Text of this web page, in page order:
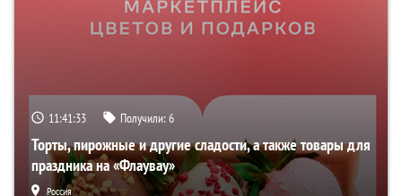
11:41:32 Получили:6
Торты, пирожные и другие сладости, а также товары для
праздника на «Флаувау»
Россия